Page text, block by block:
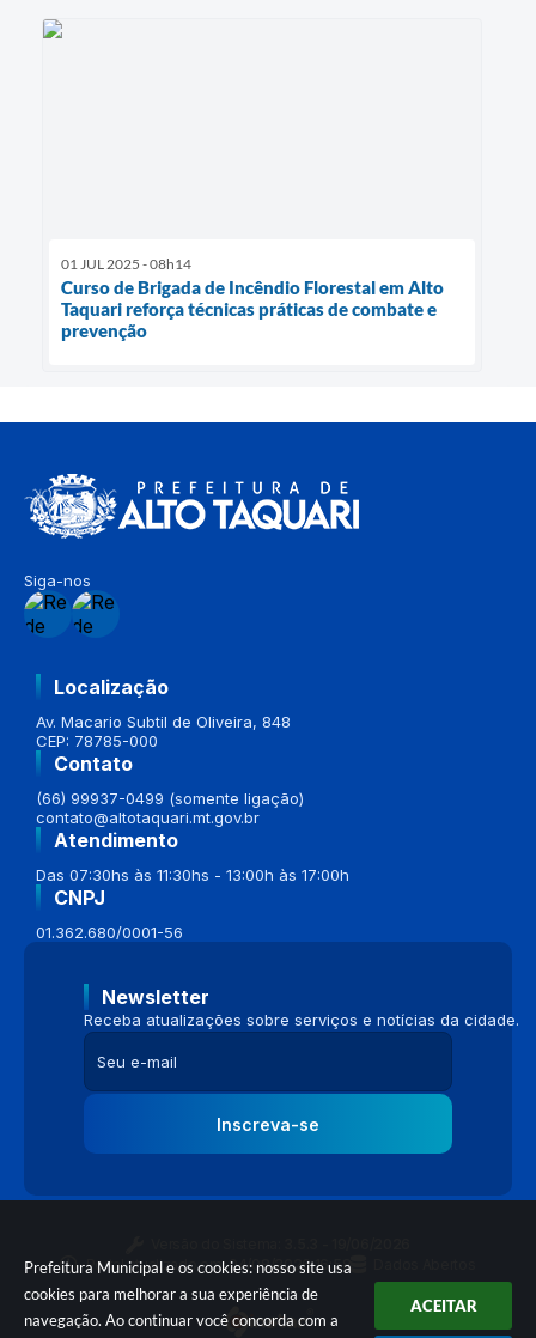
Prefeitura Municipal e os cookies: nosso site usa
cookies para melhorar a sua experiência de
navegação. Ao continuar você concorda com a
ACEITAR
01 JUL 2025 - 08h14
Curso de Brigada de Incêndio Florestal em Alto
Taquari reforça técnicas práticas de combate e
prevenção
Siga-nos
Localização
Av. Macario Subtil de Oliveira, 848
CEP: 78785-000
Contato
(66) 99937-0499 (somente ligação)
contato@altotaquari.mt.gov.br
Atendimento
Das 07:30hs às 11:30hs - 13:00h às 17:00h
CNPJ
01.362.680/0001-56
Newsletter
Receba atualizações sobre serviços e notícias da cidade.
Inscreva-se
Portal atualizado em:04/08/2026 16:58